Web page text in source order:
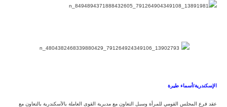
الإسكندرية/أسماء طيرة
عقد فرع المجلس القومي للمرأة وسبل التعاون مع مديرية القوى العاملة بالأسكندرية بالتعاون مع